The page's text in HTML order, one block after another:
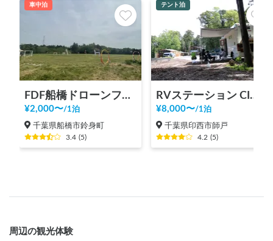
車中泊
FDF船橋ドローンフィールド
¥2,000〜/1泊
千葉県船橋市鈴身町
3.4 (5)
テント泊
RVステーション CIMAX×東京バギー村
¥8,000〜/1泊
千葉県印西市師戸
4.2 (5)
周辺の観光体験